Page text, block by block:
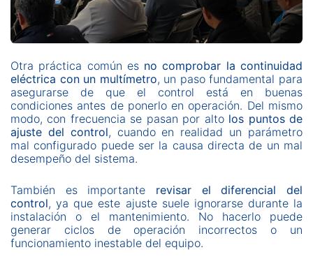
Otra práctica común es no comprobar la continuidad
eléctrica con un multímetro, un paso fundamental para
asegurarse de que el control está en buenas
condiciones antes de ponerlo en operación. Del mismo
modo, con frecuencia se pasan por alto los puntos de
ajuste del control, cuando en realidad un parámetro
mal configurado puede ser la causa directa de un mal
desempeño del sistema.
También es importante revisar el diferencial del
control, ya que este ajuste suele ignorarse durante la
instalación o el mantenimiento. No hacerlo puede
generar ciclos de operación incorrectos o un
funcionamiento inestable del equipo.